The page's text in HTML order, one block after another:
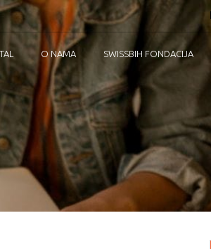
O NAMA SWISSBIH FONDACIJA